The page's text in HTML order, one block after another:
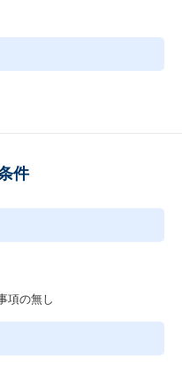
件
項の無し